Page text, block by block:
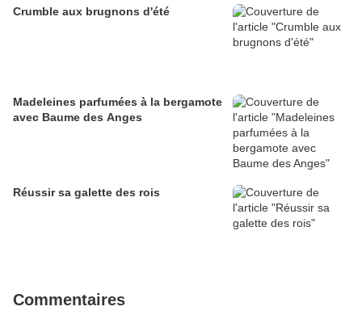
Crumble aux brugnons d'été
Madeleines parfumées à la bergamote
avec Baume des Anges
Réussir sa galette des rois
Commentaires